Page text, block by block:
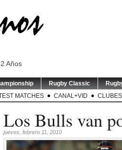
Años
Rugby Classic
MATCHES CANAL+VID CLUBES
Los Bulls van
jueves, febrero 11, 2010